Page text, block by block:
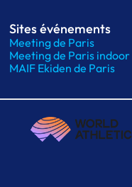
Sites événements
Meeting de Paris
Meeting de Paris indoor
MAIF Ekiden de Paris